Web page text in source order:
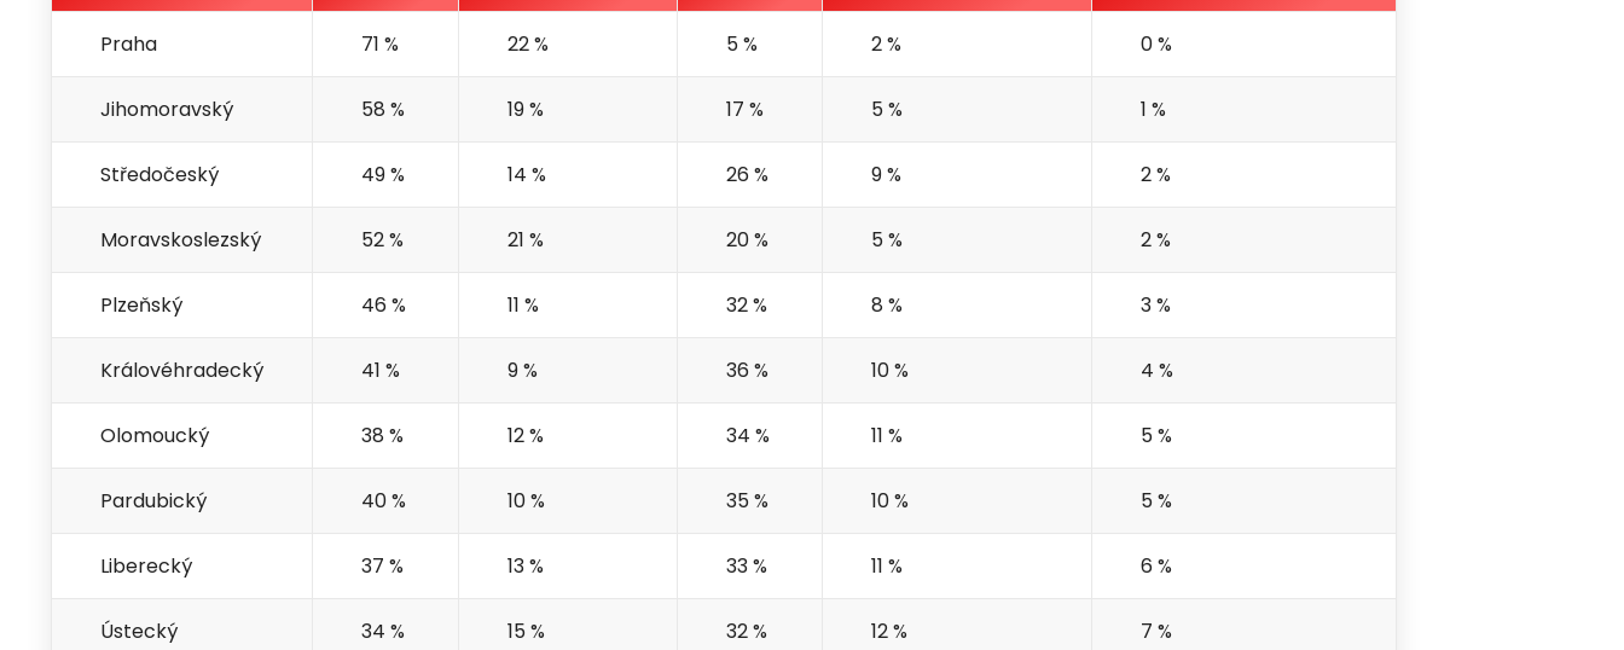
Praha 71 % 22 % 5 % 2 % 0 %
Jihomoravský 58 % 19 % 17 % 5 % 1 %
Středočeský 49 % 14 % 26 % 9 % 2 %
Moravskoslezský 52 % 21 % 20 % 5 % 2 %
Plzeňský 46 % 11 % 32 % 8 % 3 %
Královéhradecký 41 % 9 % 36 % 10 % 4 %
Olomoucký 38 % 12 % 34 % 11 % 5 %
Pardubický 40 % 10 % 35 % 10 % 5 %
Liberecký 37 % 13 % 33 % 11 % 6 %
Ústecký 34 % 15 % 32 % 12 % 7 %